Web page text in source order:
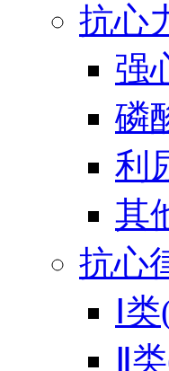
抗心
强
磷
利
其
抗心
Ⅰ
Ⅱ